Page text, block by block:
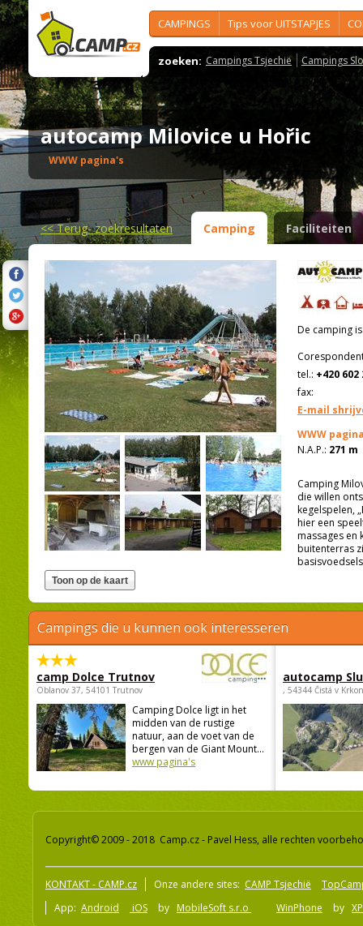
CAMPINGS Tips voor UITSTAPJES
zoeken: Campings Tsjechië Campings
autocamp Milovice u Hořic
WWW pagina's
<<Terug- zoekresultaten Camping Faciliteiten
De camping
tel.: +420 602
fax:
E-mail
WWW
N.A.P.: 271 m
Camping
die willen
kegelspelen,
hier een
massages en
buitenterras
Campings die u kunnen ook interesseren
camp Dolce Trutnov
Oblanov 37, 54101 Trutnov
Camping Dolce ligt in het
midden van de rustige
natuur, aan de voet van de
bergen van de Giant Mount...
www pagina's
autocamp
, 54344 Čistá v
Copyright© 2009 - 2018 Camp.cz - Pavel Hess, alle rechten
KONTAKT - CAMP.cz Onze andere sites: CAMP Tsjechië
App: Android iOS by MobileSoft s.r.o WinPhone by